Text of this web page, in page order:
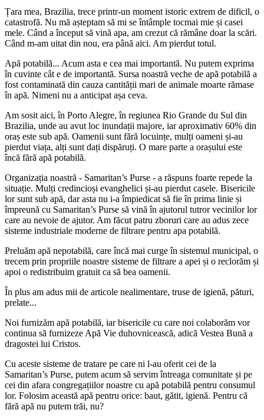
Țara mea, Brazilia, trece printr-un moment istoric extrem de dificil, o
catastrofă. Nu mă așteptam să mi se întâmple tocmai mie și casei
mele. Când a început să vină apa, am crezut că rămâne doar la scări.
Când m-am uitat din nou, era până aici. Am pierdut totul.
Apă potabilă... Acum asta e cea mai importantă. Nu putem exprima
în cuvinte cât e de importantă. Sursa noastră veche de apă potabilă a
fost contaminată din cauza cantității mari de animale moarte rămase
în apă. Nimeni nu a anticipat așa ceva.
Am sosit aici, în Porto Alegre, în regiunea Rio Grande du Sul din
Brazilia, unde au avut loc inundații majore, iar aproximativ 60% din
oraș este sub apă. Oamenii sunt fără locuințe, mulți oameni și-au
pierdut viața, alți sunt dați dispăruți. O mare parte a orașului este
încă fără apă potabilă.
Organizația noastră - Samaritan’s Purse - a răspuns foarte repede la
situație. Mulți credincioși evanghelici și-au pierdut casele. Bisericile
lor sunt sub apă, dar asta nu i-a împiedicat să fie în prima linie și
împreună cu Samaritan’s Purse să vină în ajutorul tutror vecinilor lor
care au nevoie de ajutor. Am făcut patru zboruri care au adus zece
sisteme industriale moderne de filtrare pentru apa potabilă.
Preluăm apă nepotabilă, care încă mai curge în sistemul municipal, o
trecem prin propriile noastre sisteme de filtrare a apei și o reclorăm și
apoi o redistribuim gratuit ca să bea oamenii.
În plus am adus mii de articole nealimentare, truse de igienă, pături,
prelate...
Noi furnizăm apă potabilă, iar bisericile cu care noi colaborăm vor
continua să furnizeze Apă Vie duhovnicească, adică Vestea Bună a
dragostei lui Cristos.
Cu aceste sisteme de tratare pe care ni l-au oferit cei de la
Samaritan’s Purse, putem acum să servim întreaga comunitate și pe
cei din afara congregațiilor noastre cu apă potabilă pentru consumul
lor. Folosim această apă pentru orice: baut, gătit, igienă. Pentru că
fără apă nu putem trăi, nu?